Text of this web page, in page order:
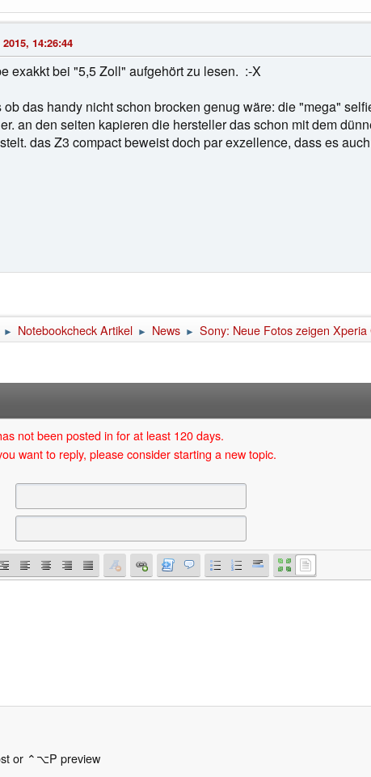
14:26:44
exakkt bei "5,5 Zoll" aufgehört zu lesen. :-X
ob das handy nicht schon brocken genug wäre: die "mega"
an den seiten kapieren die hersteller das schon mit dem
das Z3 compact beweist doch par exzellence, dass es
► Notebookcheck Artikel ► News ► Sony: Neue Fotos zeigen Xperia
not been posted in for at least 120 days.
want to reply, please consider starting a new topic.
or ⌃⌥P preview